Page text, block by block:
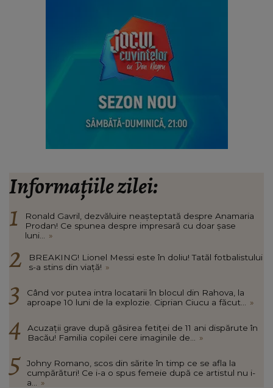
Informațiile zilei:
Ronald Gavril, dezvăluire neașteptată despre Anamaria
Prodan! Ce spunea despre impresară cu doar șase
luni...
»
BREAKING! Lionel Messi este în doliu! Tatăl fotbalistului
s-a stins din viață! »
Când vor putea intra locatarii în blocul din Rahova, la
aproape 10 luni de la explozie. Ciprian Ciucu a făcut...
»
Acuzații grave după găsirea fetiței de 11 ani dispărute în
Bacău! Familia copilei cere imaginile de...
»
Johny Romano, scos din sărite în timp ce se afla la
cumpărături! Ce i-a o spus femeie după ce artistul nu i-
a...
»